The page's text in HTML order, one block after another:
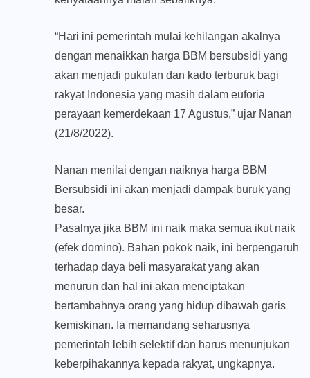
“Hari ini pemerintah mulai kehilangan akalnya
dengan menaikkan harga BBM bersubsidi yang
akan menjadi pukulan dan kado terburuk bagi
rakyat Indonesia yang masih dalam euforia
perayaan kemerdekaan 17 Agustus,” ujar Nanan
(21/8/2022).
Nanan menilai dengan naiknya harga BBM
Bersubsidi ini akan menjadi dampak buruk yang
besar.
Pasalnya jika BBM ini naik maka semua ikut naik
(efek domino). Bahan pokok naik, ini berpengaruh
terhadap daya beli masyarakat yang akan
menurun dan hal ini akan menciptakan
bertambahnya orang yang hidup dibawah garis
kemiskinan. Ia memandang seharusnya
pemerintah lebih selektif dan harus menunjukan
keberpihakannya kepada rakyat, ungkapnya.